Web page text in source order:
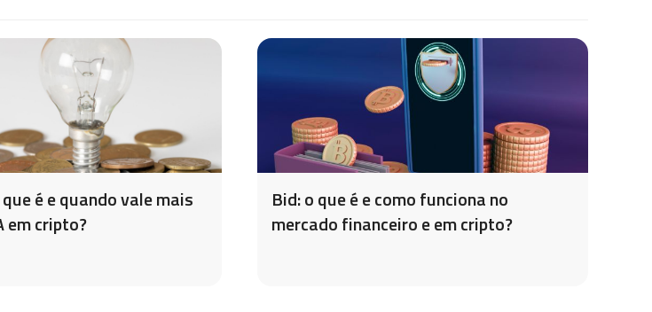
é e quando vale mais
em cripto?
Bid: o que é e como funciona no
mercado financeiro e em cripto?